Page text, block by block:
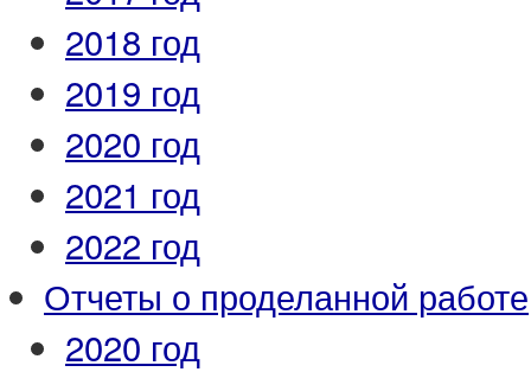
2018 год
2019 год
2020 год
2021 год
2022 год
Отчеты о проделанной работе
2020 год